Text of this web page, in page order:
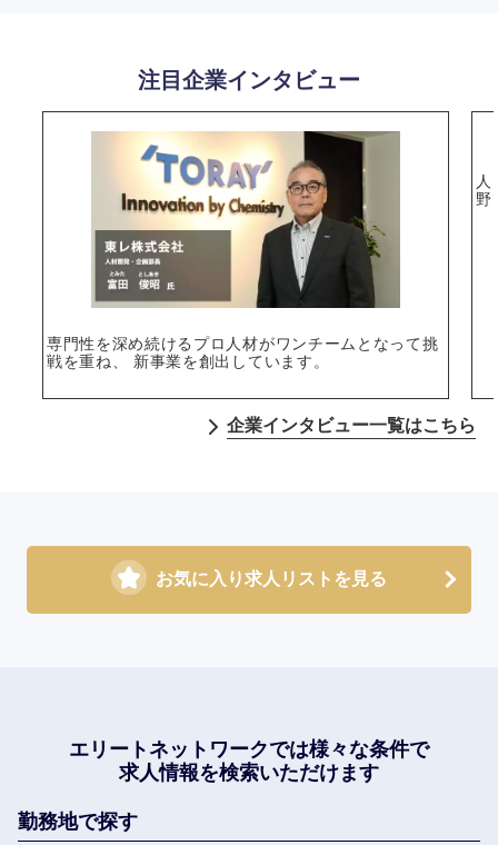
注目企業インタビュー
専門性を深め続けるプロ人材がワンチームとなって挑
戦を重ね、 新事業を創出しています。
人
野
企業インタビュー一覧はこちら
お気に入り求人リストを見る
エリートネットワークでは様々な条件で
求人情報を検索いただけます
勤務地で探す